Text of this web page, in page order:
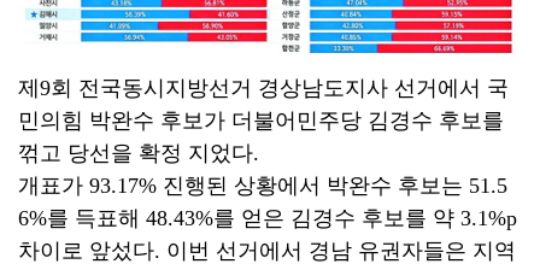
제9회 전국동시지방선거 경상남도지사 선거에서 국
민의힘 박완수 후보가 더불어민주당 김경수 후보를
꺾고 당선을 확정 지었다.
개표가 93.17% 진행된 상황에서 박완수 후보는 51.5
6%를 득표해 48.43%를 얻은 김경수 후보를 약 3.1%p
차이로 앞섰다. 이번 선거에서 경남 유권자들은 지역